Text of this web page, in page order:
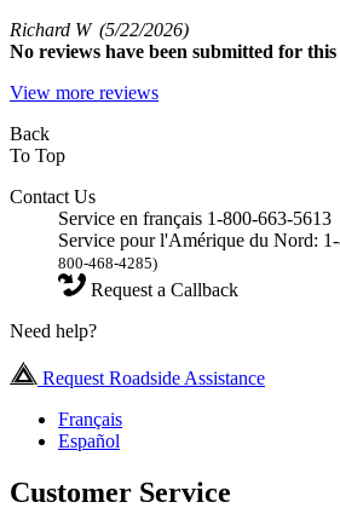
Richard W (5/22/2026)
No reviews have been submitted for
View more reviews
Back
To Top
Contact Us
Service en français 1-800-663-5613
Service pour l'Amérique du Nord:
800-468-4285)
Request a Callback
Need help?
Request Roadside Assistance
Français
Español
Customer Service